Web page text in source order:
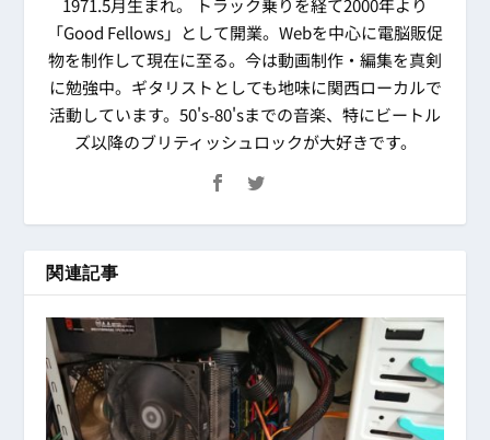
1971.5月生まれ。 トラック乗りを経て2000年より
「Good Fellows」として開業。Webを中心に電脳販促
物を制作して現在に至る。今は動画制作・編集を真剣
に勉強中。ギタリストとしても地味に関西ローカルで
活動しています。50's-80'sまでの音楽、特にビートル
ズ以降のブリティッシュロックが大好きです。
関連記事